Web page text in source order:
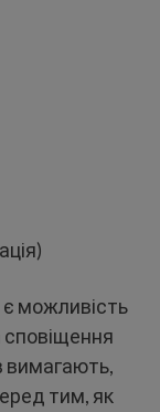
можливість
сповіщення
вимагають,
тим, як